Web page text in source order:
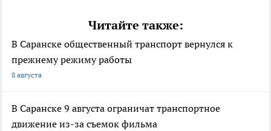
Читайте также:
В Саранске общественный транспорт вернулся к
прежнему режиму работы
8 августа
В Саранске 9 августа ограничат транспортное
движение из-за съемок фильма